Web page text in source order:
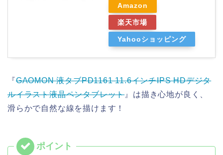
Amazon
楽天市場
Yahooショッピング
『GAOMON 液タブPD1161 11.6インチIPS HDデジタ
ルイラスト液晶ペンタブレット』は描き心地が良く、
滑らかで自然な線を描けます！